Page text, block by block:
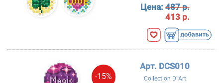
Цена:487 р.
413 р.
-15%
Арт. DCS010
Collection D`Art